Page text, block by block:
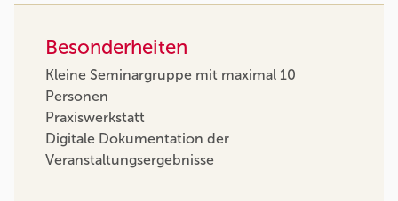
Besonderheiten
Kleine Seminargruppe mit maximal 10
Personen
Praxiswerkstatt
Digitale Dokumentation der
Veranstaltungsergebnisse